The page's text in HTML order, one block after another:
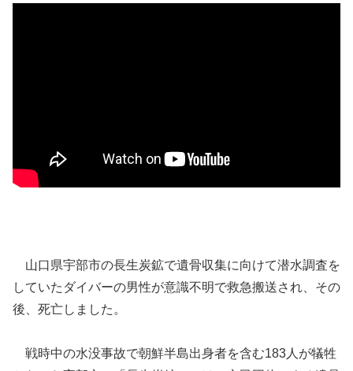
山口県宇部市の長生炭鉱で遺骨収集に向けて潜水調査を
していたダイバーの男性が意識不明で救急搬送され、その
後、死亡しました。
戦時中の水没事故で朝鮮半島出身者を含む183人が犠牲